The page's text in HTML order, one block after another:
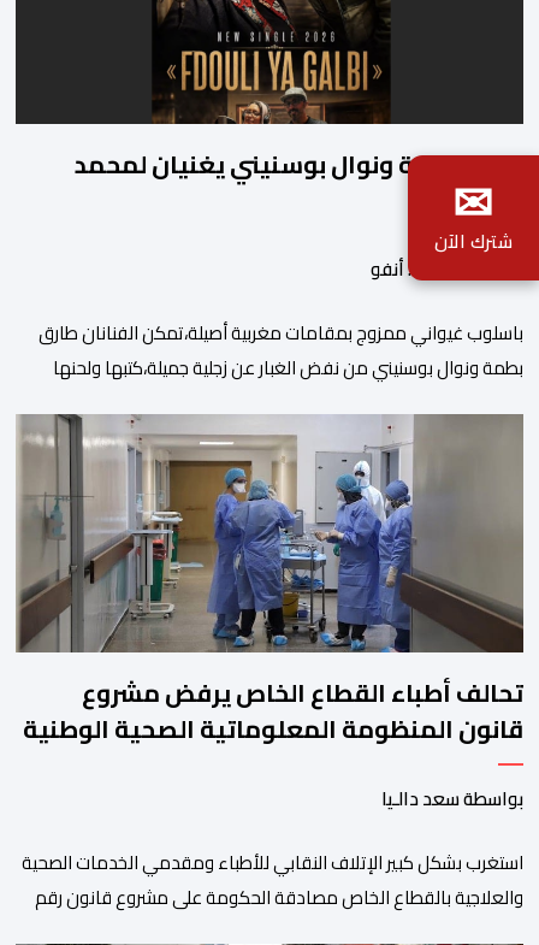
طارق بطمة ونوال بوسنيني يغنيان لمحمد
بطمة
بواسطة أحداث. أنفو
باسلوب غيواني ممزوج بمقامات مغربية أصيلة،تمكن الفنانان طارق
بطمة ونوال بوسنيني من نفض الغبار عن زجلية جميلة،كتبها ولحنها
بعنوان ” فضولي ياقلبي” ،قام بتوزيعها اسامة باهي،باسلوب سلس
وبسيط، متحكما في الجمل الموسيقية والانتقالات الجميلة..استطاع
الفنانان طارق بطمة ونوال بوسنيني أن يعطيا روحا فريدة لهذه
الاغنية,بفضل أدا […]
تحالف أطباء القطاع الخاص يرفض مشروع
قانون المنظومة المعلوماتية الصحية الوطنية
المندمجة
بواسطة سعد دالـيا
استغرب بشكل كبير الإتلاف النقابي للأطباء ومقدمي الخدمات الصحية
والعلاجية بالقطاع الخاص مصادقة الحكومة على مشروع قانون رقم
✉
شترك الآن